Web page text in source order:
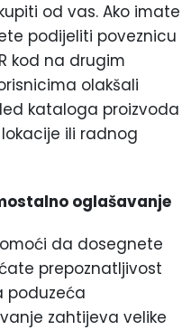
od vas. Ako imate
podijeliti poveznicu
kod na drugim
olakšali
kataloga proizvoda
ili radnog
oglašavanje
da dosegnete
prepoznatljivost
poduzeća
zahtijeva velike